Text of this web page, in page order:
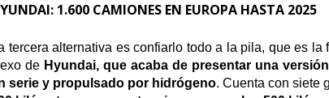
1.600 CAMIONES EN EUROPA HASTA 2025
tercera alternativa es confiarlo todo a la pila, que es
de Hyundai, que acaba de presentar una
serie y propulsado por hidrógeno. Cuenta con siete